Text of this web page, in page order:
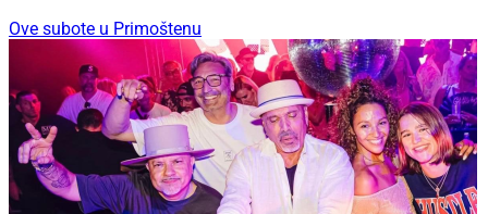
Ove subote u Primoštenu